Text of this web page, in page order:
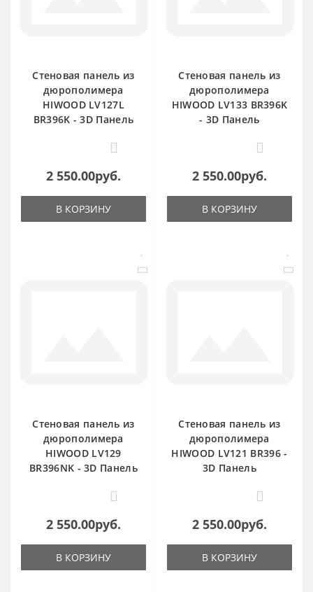
Стеновая панель из
дюрополимера
HIWOOD LV127L
BR396K - 3D Панель
0
2 550.00руб.
В КОРЗИНУ
Стеновая панель из
дюрополимера
HIWOOD LV133 BR396K
- 3D Панель
0
2 550.00руб.
В КОРЗИНУ
Стеновая панель из
дюрополимера
HIWOOD LV129
BR396NK - 3D Панель
0
2 550.00руб.
В КОРЗИНУ
Стеновая панель из
дюрополимера
HIWOOD LV121 BR396 -
3D Панель
0
2 550.00руб.
В КОРЗИНУ